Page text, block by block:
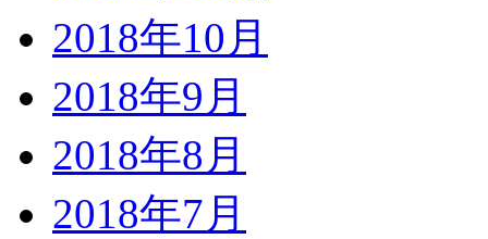
2018年10月
2018年9月
2018年8月
2018年7月